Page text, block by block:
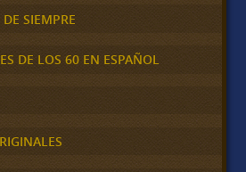
SIEMPRE
DE LOS 60 EN ESPAÑOL